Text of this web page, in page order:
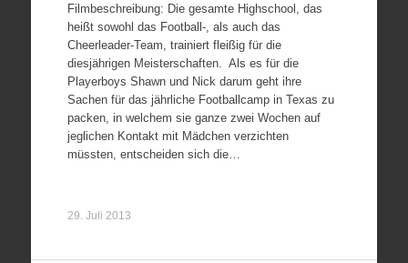
Filmbeschreibung: Die gesamte Highschool, das
heißt sowohl das Football-, als auch das
Cheerleader-Team, trainiert fleißig für die
diesjährigen Meisterschaften. Als es für die
Playerboys Shawn und Nick darum geht ihre
Sachen für das jährliche Footballcamp in Texas zu
packen, in welchem sie ganze zwei Wochen auf
jeglichen Kontakt mit Mädchen verzichten
müssten, entscheiden sich die…
29. Juli 2013